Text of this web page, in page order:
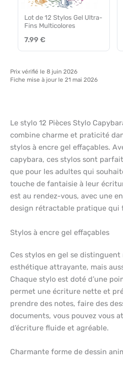
Lot de 12 Stylos Gel Ultra-
Fins Multicolores
7.99 €
Prix vérifié le 8 juin 2026
Fiche mise à jour le 21 mai 2026
Le stylo 12 Pièces Stylo
combine charme et praticité
stylos à encre gel effaçables.
capybara, ces stylos sont
que pour les adultes qui
touche de fantaisie à leur
est au rendez-vous, avec une
design rétractable pratique
Stylos à encre gel effaçables
Ces stylos en gel se
esthétique attrayante, mais
Chaque stylo est doté d’une
permet une écriture nette et
prendre des notes, faire des
documents, vous pouvez vous
d’écriture fluide et agréable.
Charmante forme de dessin